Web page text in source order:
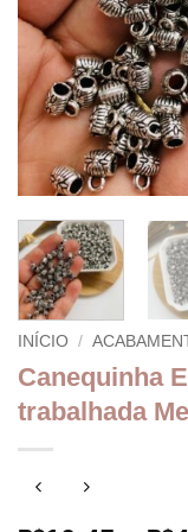
INÍCIO /
Canequinha
trabalhada